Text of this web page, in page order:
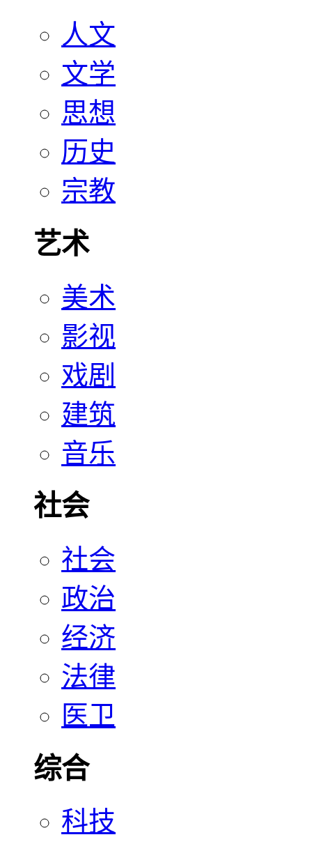
人文
文学
思想
历史
宗教
艺术
美术
影视
戏剧
建筑
音乐
社会
社会
政治
经济
法律
医卫
综合
科技